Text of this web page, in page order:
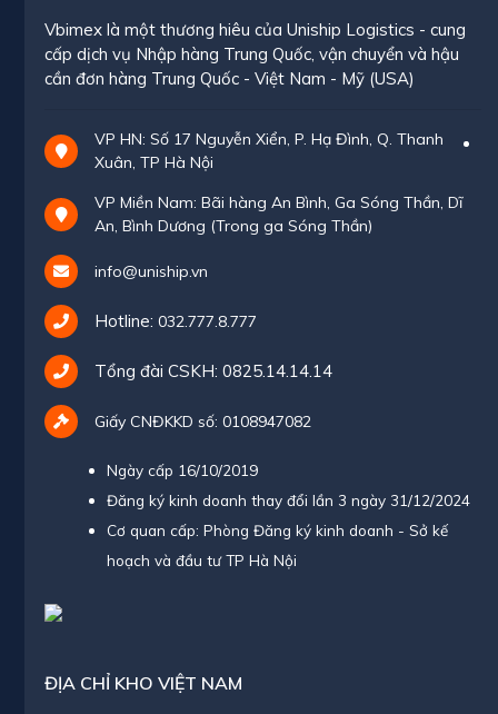
Vbimex là một thương hiêu của Uniship Logistics - cung
cấp dịch vụ Nhập hàng Trung Quốc, vận chuyển và hậu
cần đơn hàng Trung Quốc - Việt Nam - Mỹ (USA)
VP HN: Số 17 Nguyễn Xiển, P. Hạ Đình, Q. Thanh
Xuân, TP Hà Nội
VP Miền Nam: Bãi hàng An Bình, Ga Sóng Thần, Dĩ
An, Bình Dương (Trong ga Sóng Thần)
info@uniship.vn
Hotline: 032.777.8.777
Tổng đài CSKH: 0825.14.14.14
Giấy CNĐKKD số: 0108947082
Ngày cấp 16/10/2019
Đăng ký kinh doanh thay đổi lần 3 ngày 31/12/2024
Cơ quan cấp: Phòng Đăng ký kinh doanh - Sở kế
hoạch và đầu tư TP Hà Nội
ĐỊA CHỈ KHO VIỆT NAM